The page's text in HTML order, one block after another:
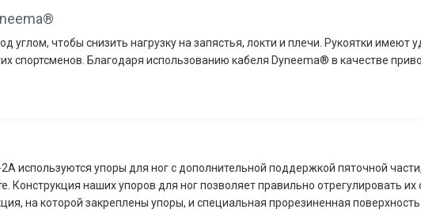
чтобы снизить нагрузку на запястья, локти и плечи. Рукоятки имеют
Благодаря использованию кабеля Dyneema® в качестве
используются упоры для ног с дополнительной поддержкой пяточной
Конструкция наших упоров для ног позволяет правильно отрегулировать их
на которой закреплены упоры, и специальная прорезиненная